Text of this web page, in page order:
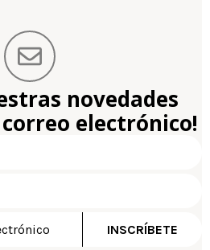
novedades
electrónico!